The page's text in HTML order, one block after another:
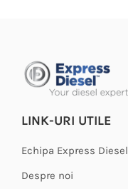
fi
alese
pagina
LINK-URI UTILE
Echipa Express Diesel
Despre noi